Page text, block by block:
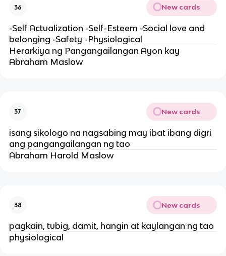
36 New cards
-Self Actualization -Self-Esteem -Social love and
belonging -Safety -Physiological
Herarkiya ng Pangangailangan Ayon kay
Abraham Maslow
37 New cards
isang sikologo na nagsabing may ibat ibang digri
ang pangangailangan ng tao
Abraham Harold Maslow
38 New cards
pagkain, tubig, damit, hangin at kaylangan ng tao
physiological